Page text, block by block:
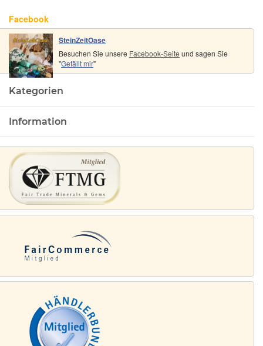
Facebook
SteinZeitOase
Besuchen Sie unsere Facebook-Seite und sagen Sie
"Gefällt mir"
Kategorien
Information